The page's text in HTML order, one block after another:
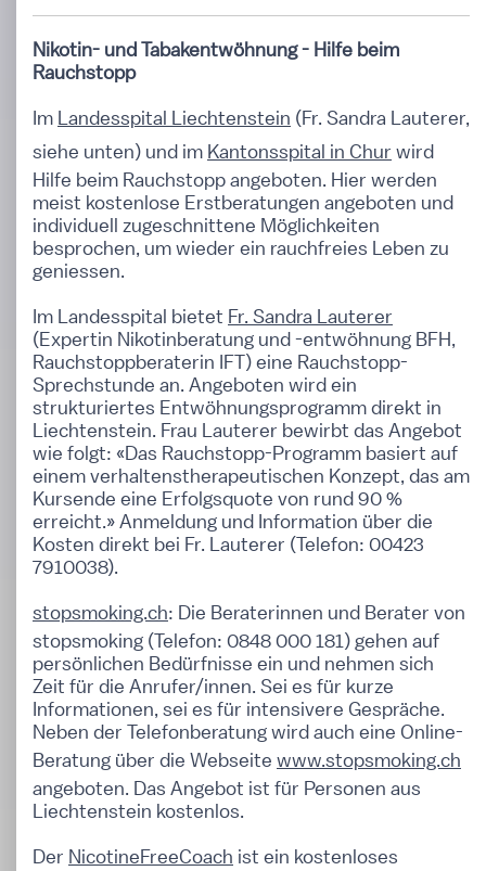
Nikotin- und Tabakentwöhnung - Hilfe beim
Rauchstopp
Im Landesspital Liechtenstein (Fr. Sandra Lauterer,
siehe unten) und im Kantonsspital in Chur wird
Hilfe beim Rauchstopp angeboten. Hier werden
meist kostenlose Erstberatungen angeboten und
individuell zugeschnittene Möglichkeiten
besprochen, um wieder ein rauchfreies Leben zu
geniessen.
Im Landesspital bietet Fr. Sandra Lauterer
(Expertin Nikotinberatung und -entwöhnung BFH,
Rauchstoppberaterin IFT) eine Rauchstopp-
Sprechstunde an. Angeboten wird ein
strukturiertes Entwöhnungsprogramm direkt in
Liechtenstein. Frau Lauterer bewirbt das Angebot
wie folgt: «Das Rauchstopp-Programm basiert auf
einem verhaltenstherapeutischen Konzept, das am
Kursende eine Erfolgsquote von rund 90 %
erreicht.» Anmeldung und Information über die
Kosten direkt bei Fr. Lauterer (Telefon: 00423
7910038).
stopsmoking.ch: Die Beraterinnen und Berater von
stopsmoking (Telefon: 0848 000 181) gehen auf
persönlichen Bedürfnisse ein und nehmen sich
Zeit für die Anrufer/innen. Sei es für kurze
Informationen, sei es für intensivere Gespräche.
Neben der Telefonberatung wird auch eine Online-
Beratung über die Webseite www.stopsmoking.ch
angeboten. Das Angebot ist für Personen aus
Liechtenstein kostenlos.
Der NicotineFreeCoach ist ein kostenloses